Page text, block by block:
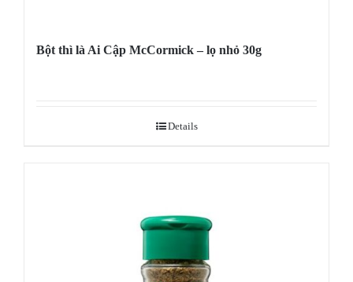
Bột thì là Ai Cập McCormick – lọ nhỏ 30g
Details